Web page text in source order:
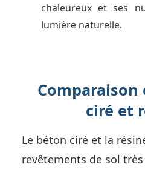
chaleureux et ses
lumière naturelle.
ciré et
Le béton ciré et la
revêtements de sol